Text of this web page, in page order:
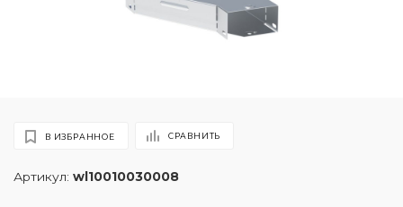
Артикул: wl10010030008
В ИЗБРАННОЕ СРАВНИТЬ